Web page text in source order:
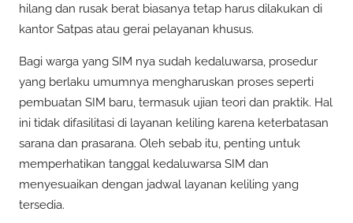
hilang dan rusak berat biasanya tetap harus dilakukan di
kantor Satpas atau gerai pelayanan khusus.
Bagi warga yang SIM nya sudah kedaluwarsa, prosedur
yang berlaku umumnya mengharuskan proses seperti
pembuatan SIM baru, termasuk ujian teori dan praktik. Hal
ini tidak difasilitasi di layanan keliling karena keterbatasan
sarana dan prasarana. Oleh sebab itu, penting untuk
memperhatikan tanggal kedaluwarsa SIM dan
menyesuaikan dengan jadwal layanan keliling yang
tersedia.